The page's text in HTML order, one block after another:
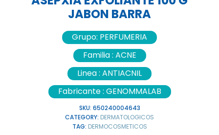
JABON BARRA
Grupo: PERFUMERIA
Familia : ACNE
Linea : ANTIACNIL
Fabricante : GENOMMALAB
SKU: 650240004643
CATEGORY: DERMATOLOGICOS
TAG: DERMOCOSMETICOS